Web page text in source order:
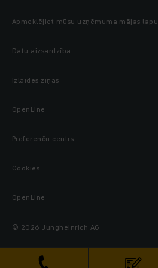
Apmeklējiet mūsu uzņēmuma mājas lapu
Datu aizsardzība
Izlaides ziņas
OpenLine
Preferenču centrs
Cookies
OpenLine
© 2026 Jungheinrich AG